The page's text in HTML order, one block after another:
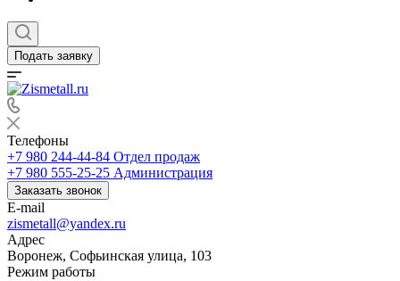
Подать заявку
Телефоны
+7 980 244-44-84 Отдел продаж
+7 980 555-25-25 Администрация
Заказать звонок
E-mail
zismetall@yandex.ru
Адрес
Воронеж, Софьинская улица, 103
Режим работы